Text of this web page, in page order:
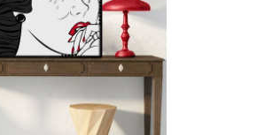
Opcje
można
wybrać
na
produktu